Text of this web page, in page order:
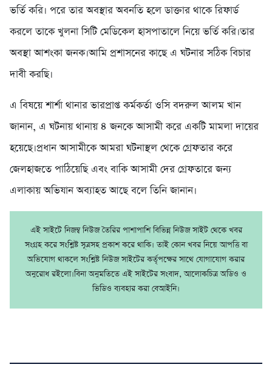
ভর্তি করি। পরে তার অবস্থার অবনতি হলে ডাক্তার থাকে রিফার্ড
করলে তাকে খুলনা সিটি মেডিকেল হাসপাতালে নিয়ে ভর্তি করি।তার
অবস্থা আশংকা জনক।আমি প্রশাসনের কাছে এ ঘটনার সঠিক বিচার
দাবী করছি।
এ বিষয়ে শার্শা থানার ভারপ্রাপ্ত কর্মকর্তা ওসি বদরুল আলম খান
জানান, এ ঘটনায় থানায় ৪ জনকে আসামী করে একটি মামলা দায়ের
হয়েছে।প্রধান আসামীকে আমরা ঘটনাস্থল থেকে গ্রেফতার করে
জেলহাজতে পাঠিয়েছি এবং বাকি আসামী দের গ্রেফতারে জন্য
এলাকায় অভিযান অব্যাহত আছে বলে তিনি জানান।
এই সাইটে নিজম্ব নিউজ তৈরির পাশাপাশি বিভিন্ন নিউজ সাইট থেকে খবর
সংগ্রহ করে সংশ্লিষ্ট সূত্রসহ প্রকাশ করে থাকি। তাই কোন খবর নিয়ে আপত্তি বা
অভিযোগ থাকলে সংশ্লিষ্ট নিউজ সাইটের কর্তৃপক্ষের সাথে যোগাযোগ করার
অনুরোধ রইলো।বিনা অনুমতিতে এই সাইটের সংবাদ, আলোকচিত্র অডিও ও
ভিডিও ব্যবহার করা বেআইনি।